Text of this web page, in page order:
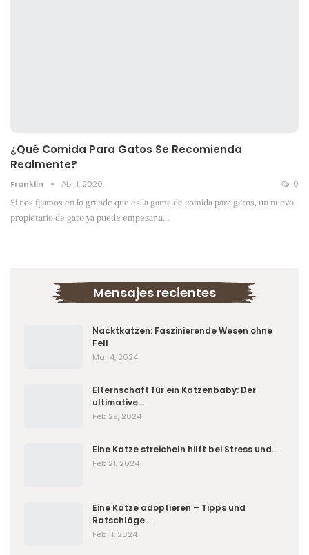
¿Qué Comida Para Gatos Se Recomienda
Realmente?
Franklin Abr 1, 2020 0
Si nos fijamos en lo grande que es la gama de comida para gatos, un nuevo
propietario de gato ya puede empezar a…
Mensajes recientes
Nacktkatzen: Faszinierende Wesen ohne
Fell
Mar 4, 2024
Elternschaft für ein Katzenbaby: Der
ultimative…
Feb 29, 2024
Eine Katze streicheln hilft bei Stress und…
Feb 21, 2024
Eine Katze adoptieren – Tipps und
Ratschläge…
Feb 11, 2024